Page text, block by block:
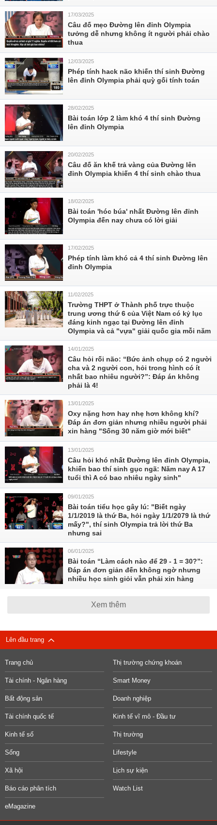
17/03/2025
Câu đố mẹo Đường lên đỉnh Olympia
tưởng dễ nhưng không ít người phải chào
thua
12/03/2025
Phép tính hack não khiến thí sinh Đường
lên đỉnh Olympia phải quỳ gối tính toán
28/02/2025
Bài toán lớp 2 làm khó 4 thí sinh Đường
lên đỉnh Olympia
20/02/2025
Câu đố ăn khế trả vàng của Đường lên
đỉnh Olympia khiến 4 thí sinh chào thua
18/02/2025
Bài toán 'hóc búa' nhất Đường lên đỉnh
Olympia đến nay chưa có lời giải
17/02/2025
Phép tính làm khó cả 4 thí sinh Đường lên
đỉnh Olympia
11/02/2025
Trường THPT ở Thành phố trực thuộc
trung ương thứ 6 của Việt Nam có kỷ lục
đáng kinh ngạc tại Đường lên đỉnh
Olympia và cả "vựa" giải quốc gia mỗi năm
14/01/2025
Câu hỏi rối não: “Bức ảnh chụp có 2 người
cha và 2 người con, hỏi trong hình có ít
nhất bao nhiêu người?”: Đáp án không
phải là 4!
13/01/2025
Oxy nặng hơn hay nhẹ hơn không khí?
Đáp án đơn giản nhưng nhiều người phải
xin hàng "Sống 30 năm giờ mới biết"
13/01/2025
Câu hỏi khó nhất Đường lên đỉnh Olympia,
khiến bao thí sinh gục ngã: Năm nay A 17
tuổi thì A có bao nhiêu ngày sinh"
09/01/2025
Bài toán tiểu học gây lú: "Biết ngày
1/1/2019 là thứ Ba, hỏi ngày 1/1/2079 là thứ
mấy?", thí sinh Olympia trả lời thứ Ba
nhưng sai
06/01/2025
Bài toán “Làm cách nào để 29 - 1 = 30?”:
Đáp án đơn giản đến không ngờ nhưng
nhiều học sinh giỏi vẫn phải xin hàng
Xem thêm
Lên đầu trang
Trang chủ Thị trường chứng khoán
Tài chính - Ngân hàng Smart Money
Bất động sản Doanh nghiệp
Tài chính quốc tế Kinh tế vĩ mô - Đầu tư
Kinh tế số Thị trường
Sống Lifestyle
Xã hội Lịch sự kiện
Báo cáo phân tích Watch List
eMagazine